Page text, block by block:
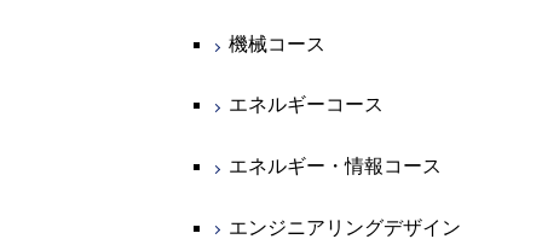
物理学コース
物質・情報卓越コース
化学コース
エネルギーコース
エネルギー・情報コース
地球惑星科学系
地球惑星科学コース
機械コース
エネルギーコース
エネルギー・情報コース
エンジニアリングデザイン